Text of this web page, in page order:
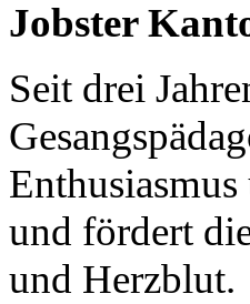
Jobster
Seit drei
und fördert
und Herzblut.